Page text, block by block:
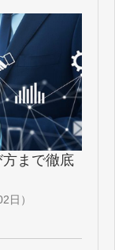
まで徹底
日 ）